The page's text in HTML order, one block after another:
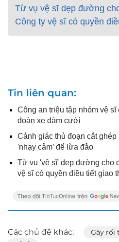
Từ vụ vệ sĩ dẹp đường
Công ty vệ sĩ có quyền
Tin liên quan
Công an triệu tập nhóm vệ
đoàn xe đám cưới
Cảnh giác thủ đoạn cắt
'nhạy cảm’ để lừa đảo
Từ vụ 'vệ sĩ' dẹp đường cho
vệ sĩ có quyền điều tiết giao
Các chủ đề khác:
Gây rối